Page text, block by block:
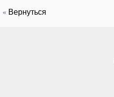
« Вернуться